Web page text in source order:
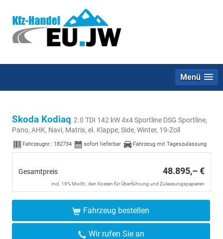
Menü
Skoda Kodiaq 2.0 TDI 142 kW 4x4 Sportline DSG Sportline,
Pano, AHK, Navi, Matrix, el. Klappe, Side, Winter, 19-Zoll
Fahrzeugnr.: 182734 sofort lieferbar Fahrzeug mit Tageszulassung
Gesamtpreis 48.895,– €
incl. 19% MwSt., den Kosten für Überführung und Zulassungspapieren
Fahrzeug bestellen
Wir rufen Sie an